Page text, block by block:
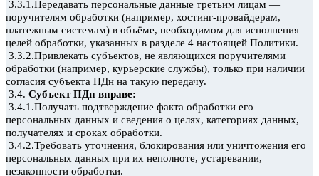
3.3.1.Передавать персональные данные третьим лицам —
поручителям обработки (например, хостинг-провайдерам,
платежным системам) в объёме, необходимом для исполнения
целей обработки, указанных в разделе 4 настоящей Политики.
3.3.2.Привлекать субъектов, не являющихся поручителями
обработки (например, курьерские службы), только при наличии
согласия субъекта ПДн на такую передачу.
3.4. Субъект ПДн вправе:
3.4.1.Получать подтверждение факта обработки его
персональных данных и сведения о целях, категориях данных,
получателях и сроках обработки.
3.4.2.Требовать уточнения, блокирования или уничтожения его
персональных данных при их неполноте, устаревании,
незаконности обработки.